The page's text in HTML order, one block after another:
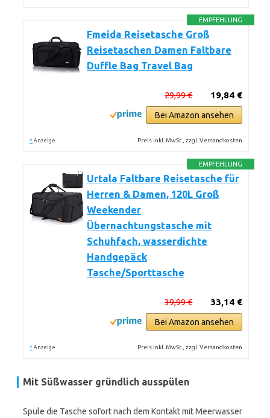
EMPFEHLUNG
Fmeida Reisetasche Groß
Reisetaschen Damen Faltbare
Duffle Bag Travel Bag
19,84 €
29,99 €
Bei Amazon ansehen
* Anzeige Preis inkl. MwSt., zzgl. Versandkosten
EMPFEHLUNG
Urtala Faltbare Reisetasche für
Herren & Damen, 120L Groß
Weekender
Übernachtungstasche mit
Schuhfach, wasserdichte
Handgepäck
Tasche/Sporttasche
33,14 €
39,99 €
Bei Amazon ansehen
* Anzeige Preis inkl. MwSt., zzgl. Versandkosten
Mit Süßwasser gründlich ausspülen
Spüle die Tasche sofort nach dem Kontakt mit Meerwasser